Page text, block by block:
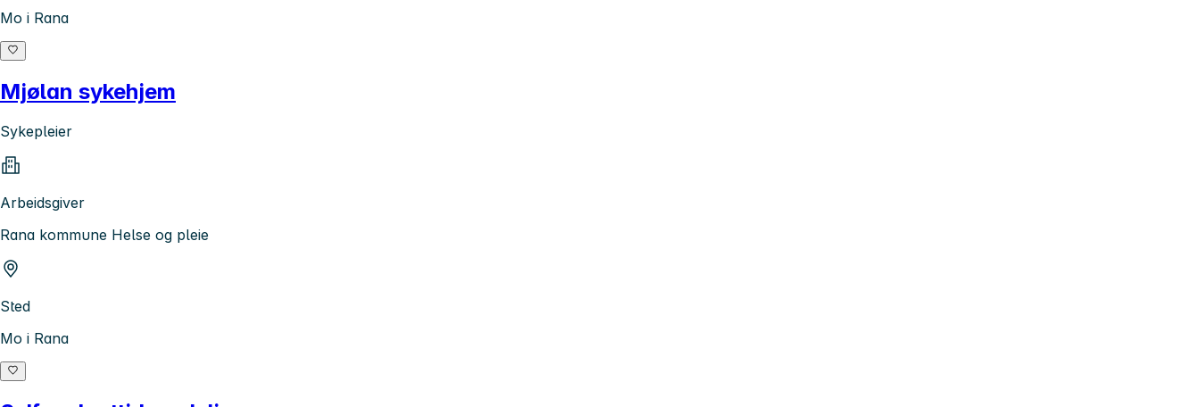
Mo i Rana
Mjølan sykehjem
Sykepleier
Arbeidsgiver
Rana kommune Helse og pleie
Sted
Mo i Rana